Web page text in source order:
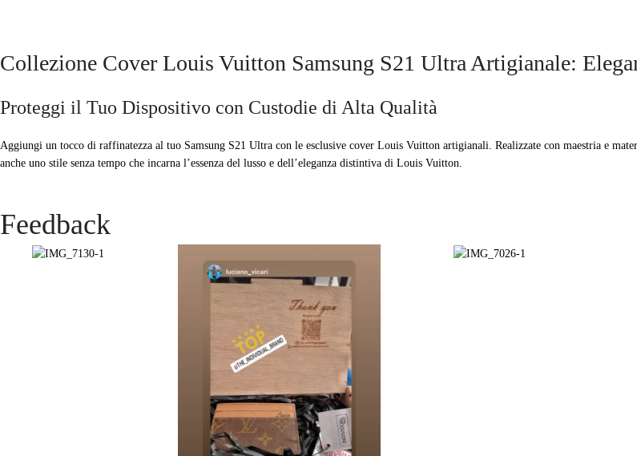
Collezione Cover Louis Vuitton Samsung S21 Ultra Artigianale:
Proteggi il Tuo Dispositivo con Custodie di Alta Qualità
Aggiungi un tocco di raffinatezza al tuo Samsung S21 Ultra con le esclusive cover Louis Vuitton artigianali. Realizzate con maestria e
anche uno stile senza tempo che incarna l’essenza del lusso e dell’eleganza distintiva di Louis Vuitton.
Feedback